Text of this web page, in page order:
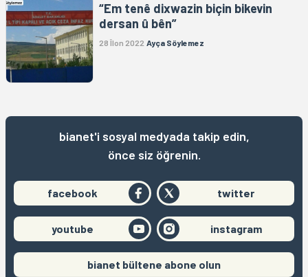
“Em tenê dixwazin biçin bikevin
dersan û bên”
28 Îlon 2022 Ayça Söylemez
bianet'i sosyal medyada takip edin,
önce siz öğrenin.
facebook twitter
youtube instagram
bianet bültene abone olun